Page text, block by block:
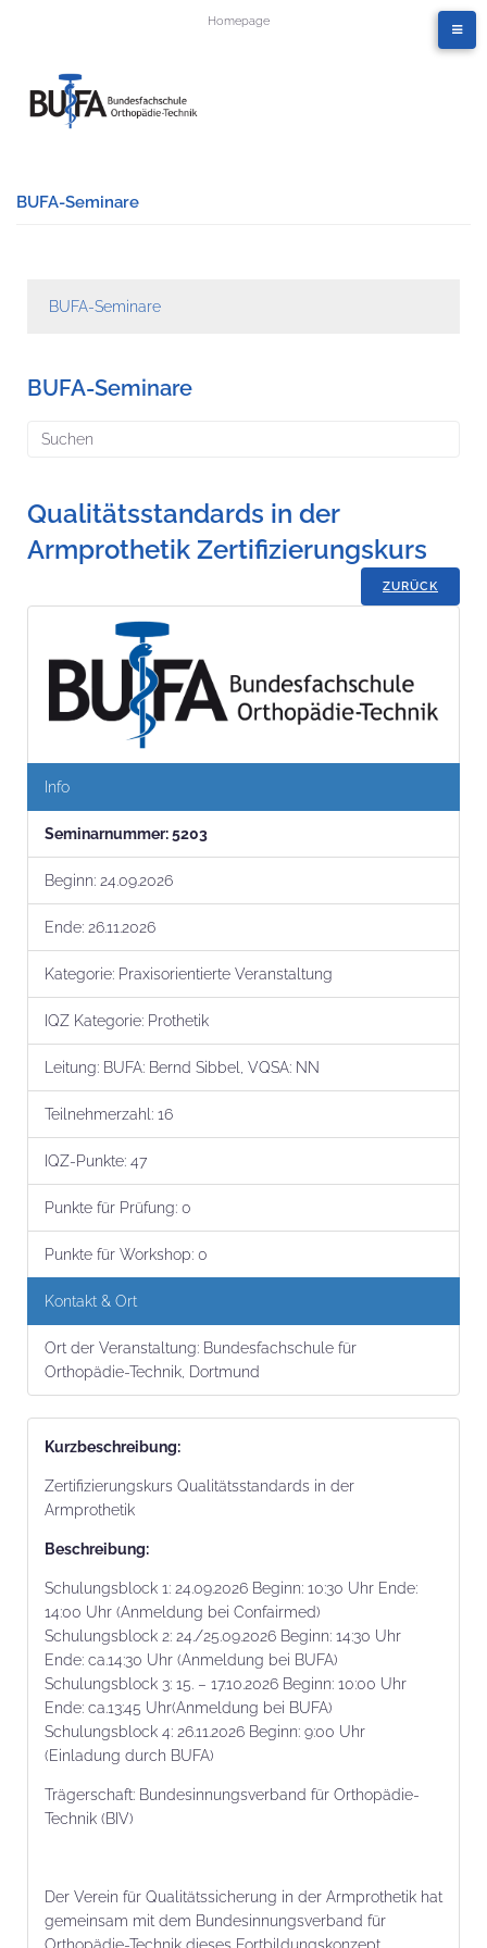
Homepage
BUFA-Seminare
BUFA-Seminare
BUFA-Seminare
Qualitätsstandards in der
Armprothetik Zertifizierungskurs
ZURÜCK
Info
Seminar­nummer:5203
Beginn: 24.09.2026
Ende: 26.11.2026
Kategorie: Praxisorientierte Veranstaltung
IQZ Kategorie: Prothetik
Leitung: BUFA: Bernd Sibbel, VQSA: NN
Teilnehmer­zahl: 16
IQZ-Punkte: 47
Punkte für Prüfung: 0
Punkte für Workshop: 0
Kontakt & Ort
Ort der Veranstaltung: Bundesfachschule für
Orthopädie-Technik, Dortmund
Kurz­beschrei­bung:
Zertifizierungskurs Qualitätsstandards in der
Armprothetik
Beschrei­bung:
Schulungsblock 1: 24.09.2026 Beginn: 10:30 Uhr Ende:
14:00 Uhr (Anmeldung bei Confairmed)
Schulungsblock 2: 24./25.09.2026 Beginn: 14:30 Uhr
Ende: ca.14:30 Uhr (Anmeldung bei BUFA)
Schulungsblock 3: 15. – 17.10.2026 Beginn: 10:00 Uhr
Ende: ca.13:45 Uhr(Anmeldung bei BUFA)
Schulungsblock 4: 26.11.2026 Beginn: 9:00 Uhr
(Einladung durch BUFA)
Trägerschaft: Bundesinnungsverband für Orthopädie-
Technik (BIV)
Der Verein für Qualitätssicherung in der Armprothetik hat
gemeinsam mit dem Bundesinnungsverband für